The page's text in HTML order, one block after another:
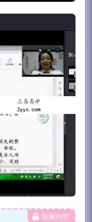
隐藏内容